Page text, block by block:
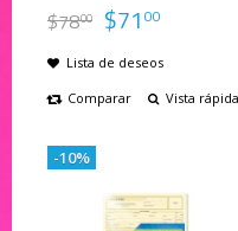
$7800 $71 00
Lista de deseos
Comparar
Vista rápida
-10%